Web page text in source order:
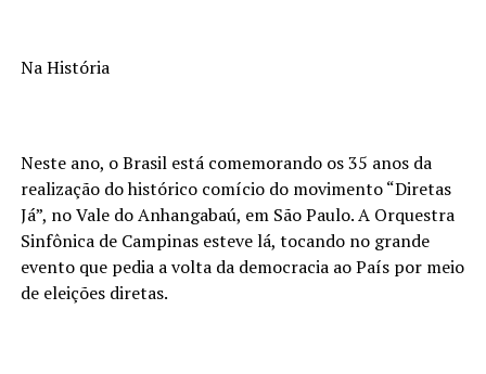
Na História
Neste ano, o Brasil está comemorando os 35 anos da
realização do histórico comício do movimento “Diretas
Já”, no Vale do Anhangabaú, em São Paulo. A Orquestra
Sinfônica de Campinas esteve lá, tocando no grande
evento que pedia a volta da democracia ao País por meio
de eleições diretas.